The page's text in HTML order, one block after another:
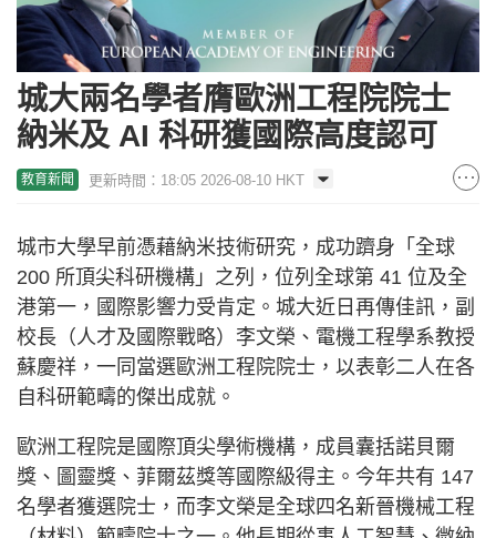
城大兩名學者膺歐洲工程院院士
納米及 AI 科研獲國際高度認可
教育新聞 更新時間：18:05 2026-08-10 HKT
城市大學早前憑藉納米技術研究，成功躋身「全球
200 所頂尖科研機構」之列，位列全球第 41 位及全
港第一，國際影響力受肯定。城大近日再傳佳訊，副
校長（人才及國際戰略）李文榮、電機工程學系教授
蘇慶祥，一同當選歐洲工程院院士，以表彰二人在各
自科研範疇的傑出成就。
歐洲工程院是國際頂尖學術機構，成員囊括諾貝爾
獎、圖靈獎、菲爾茲獎等國際級得主。今年共有 147
名學者獲選院士，而李文榮是全球四名新晉機械工程